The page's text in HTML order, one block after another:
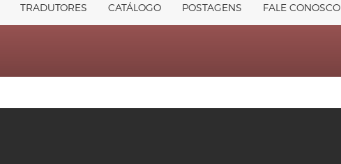
TRADUTORES CATÁLOGO POSTAGENS FALE CONOSCO